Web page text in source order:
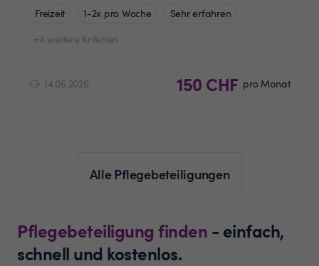
Freizeit 1-2x pro Woche
Sehr erfahren
+4 weitere Kriterien
14.06.2026 150 CHF pro Monat
Alle Pflegebeteiligungen
Pflegebeteiligung finden - einfach,
schnell und kostenlos.